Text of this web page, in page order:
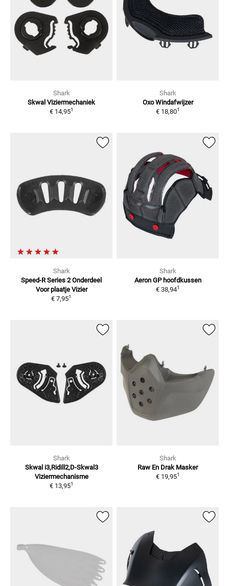
Shark
Skwal Viziermechaniek
€ 14,951
Shark
Oxo Windafwijzer
€ 18,801
Shark
Speed-R Series 2 Onderdeel
Voor plaatje Vizier
€ 7,951
Shark
Aeron GP hoofdkussen
€ 38,941
Shark
Skwal i3,Ridill2,D-Skwal3
Viziermechanisme
€ 13,951
Shark
Raw En Drak Masker
€ 19,951